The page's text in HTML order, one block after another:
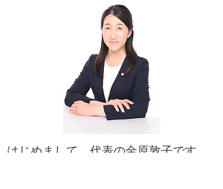
はじめまして。代表の金原敦子です。